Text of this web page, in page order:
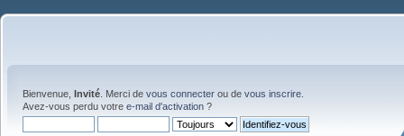
Bienvenue, Invité . Merci de vous connecter ou de vous inscrire
Avez-vous perdu votre e-mail d'activation ?